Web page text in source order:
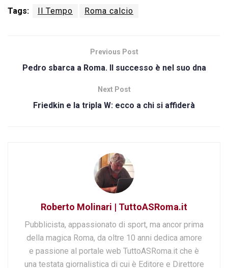
Tags: Il Tempo Roma calcio
Previous Post
Pedro sbarca a Roma. Il successo è nel suo dna
Next Post
Friedkin e la tripla W: ecco a chi si affiderà
Roberto Molinari | TuttoASRoma.it
Pubblicista, appassionato di sport, ma ancor prima
della magica Roma, da oltre 10 anni dedica amore
e passione al portale web TuttoASRoma.it che è
una testata giornalistica di cui è Editore e Direttore